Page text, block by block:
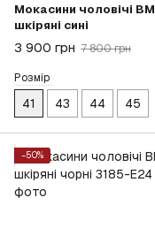
Мокасини чоловічі BM
шкіряні сині
3 900 грн 7 800 грн
Розмір
41 43 44 45
−50%